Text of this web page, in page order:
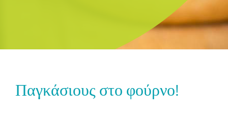
Παγκάσιους στο φούρνο!